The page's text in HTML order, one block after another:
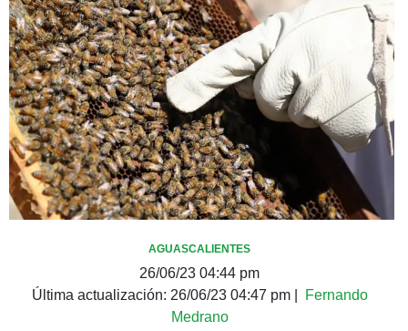
AGUASCALIENTES
26/06/23 04:44 pm
Última actualización: 26/06/23 04:47 pm|
Fernando
Medrano